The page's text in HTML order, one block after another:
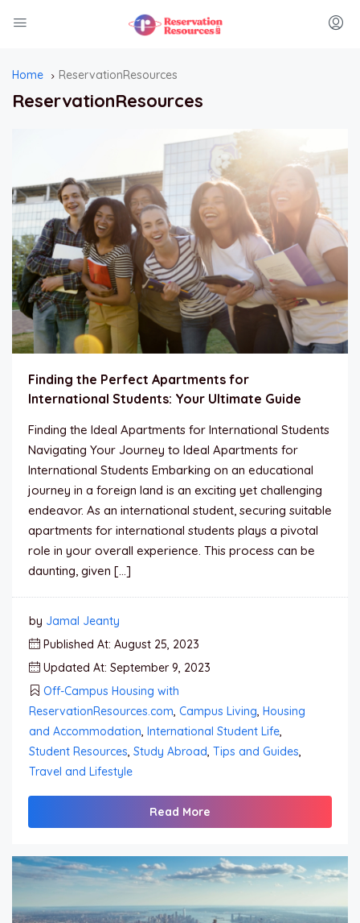
Home ReservationResources
ReservationResources
Finding the Perfect Apartments for
International Students: Your Ultimate Guide
Finding the Ideal Apartments for International Students
Navigating Your Journey to Ideal Apartments for
International Students Embarking on an educational
journey in a foreign land is an exciting yet challenging
endeavor. As an international student, securing suitable
apartments for international students plays a pivotal
role in your overall experience. This process can be
daunting, given […]
by Jamal Jeanty
Published At: August 25, 2023
Updated At: September 9, 2023
Off-Campus Housing with
ReservationResources.com, Campus Living, Housing
and Accommodation, International Student Life,
Student Resources, Study Abroad, Tips and Guides,
Travel and Lifestyle
Read More